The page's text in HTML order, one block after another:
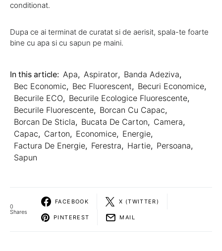
conditionat.
Dupa ce ai terminat de curatat si de aerisit, spala-te foarte
bine cu apa si cu sapun pe maini.
In this article: Apa, Aspirator, Banda Adeziva,
Bec Economic, Bec Fluorescent, Becuri Economice,
Becurile ECO, Becurile Ecologice Fluorescente,
Becurile Fluorescente, Borcan Cu Capac,
Borcan De Sticla, Bucata De Carton, Camera,
Capac, Carton, Economice, Energie,
Factura De Energie, Ferestra, Hartie, Persoana,
Sapun
0
Shares
FACEBOOK X (TWITTER)
PINTEREST MAIL